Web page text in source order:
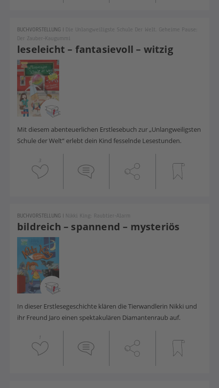
leseleicht – fantasievoll – witzig
BUCHVORSTELLUNG | Die Unlangweiligste Schule Der Welt. Geheime Pause:
Der Zauber-Kaugummi
Mit diesem abenteuerlichen Erstlesebuch zur „Unlangweiligsten
Schule der Welt“ erlebt dein Kind fesselnde Lesestunden.
3
bildreich – spannend – mysteriös
BUCHVORSTELLUNG | Nikki King: Raubtier-Alarm
In dieser Erstlesegeschichte klären die Tierwandlerin Nikki und
ihr Freund Jaro einen spektakulären Diamantenraub auf.
1